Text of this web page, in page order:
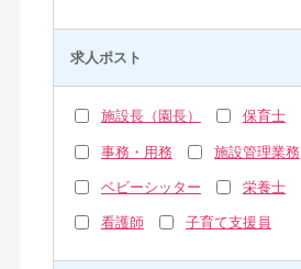
求人ポスト
施設長（園長） 保育士
事務・用務 施設管理業務
ベビーシッター 栄養士
看護師 子育て支援員